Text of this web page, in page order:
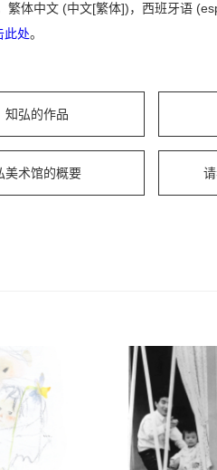
体中文 (中文[繁体])，西班牙语
此处。
知弘的作品
美术馆的概要